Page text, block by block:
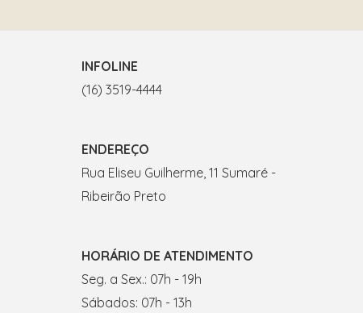
INFOLINE
(16) 3519-4444
ENDEREÇO
Rua Eliseu Guilherme, 11 Sumaré -
Ribeirão Preto
HORÁRIO DE ATENDIMENTO
Seg. a Sex.: 07h - 19h
Sábados: 07h - 13h